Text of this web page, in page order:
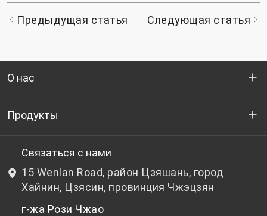
Предыдущая статья Следующая статья
О нас
Кто мы
НИОКР
Новости и события
политика конфиденциальности
Продукты
Бутылочный ПЭТ-гранулят
Небутылочный ПЭТ-гранулят
Связаться с нами
15 Wenlan Road, район Цзяшань, город
Хайнин, Цзясин, провинция Чжэцзян
г-жа Рози Чжао